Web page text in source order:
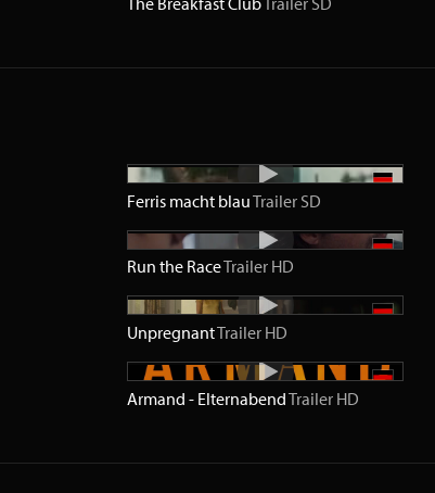
Ferris macht blauTrailer SD
Run the RaceTrailer HD
UnpregnantTrailer HD
Armand - ElternabendTrailer HD